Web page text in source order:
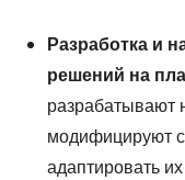
Разработка и
решений на
разрабатывают
модифицируют
адаптировать